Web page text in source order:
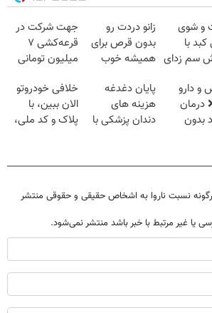
شوی
با
سم زدای
زانو دردت رو
بدون قرص برای
همیشه خوب
پرسش‌نامه)
جهت شرکت در
قرعه‌کشی ۷
میلیون تومانی
و دارو
درمان
بدون
پایان دغدغه
هزینه های
دندان پزشکی با
خلافی خودروتو
الان ببین، با
پلاک و کد ملی،
نسبت ناروا به اشخاص حقیقی و حقوقی منتشر
یا غیر مرتبط با خبر باشد منتشر نمی‌شود.